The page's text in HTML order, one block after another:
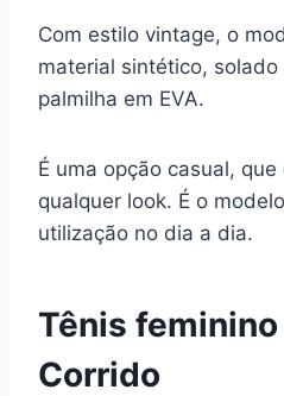
Com estilo vintage, o
material sintético,
palmilha em EVA.
É uma opção casual,
qualquer look. É o
utilização no dia a dia.
Tênis
Corrido